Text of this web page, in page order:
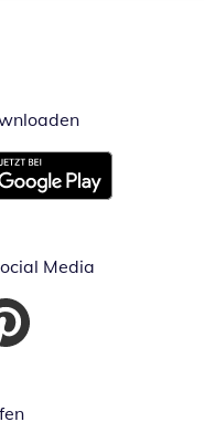
Öffnet in
neuem Fenster
Media
FensterFenster
in neuem Fenster